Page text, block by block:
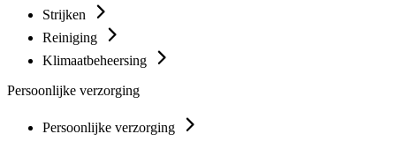
Strijken
Reiniging
Klimaatbeheersing
Persoonlijke verzorging
Persoonlijke verzorging